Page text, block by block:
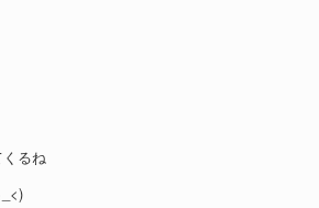
るね